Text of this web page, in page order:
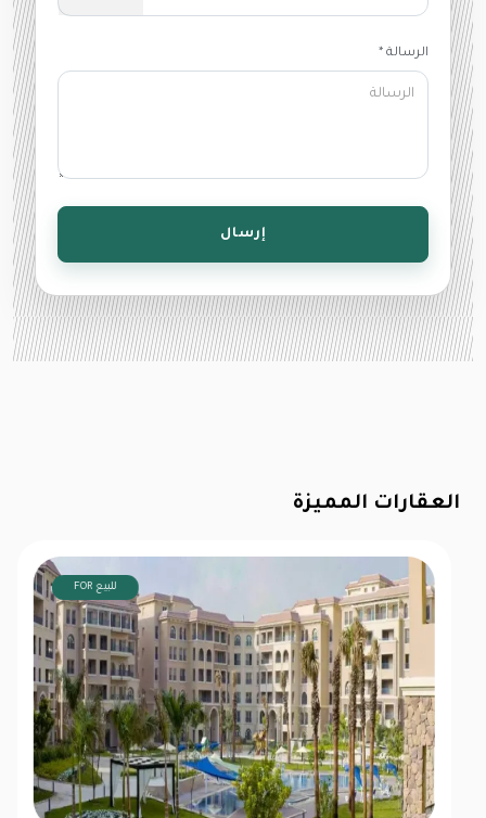
الرسالة *
إرسال
العقارات المميزة
FOR للبيع